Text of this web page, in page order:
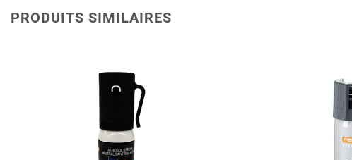
PRODUITS SIMILAIRES